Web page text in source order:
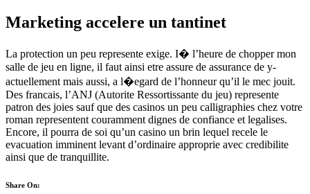
Marketing accelere un tantinet
La protection un peu represente exige. I� l’heure de chopper mon
salle de jeu en ligne, il faut ainsi etre assure de assurance de y-
actuellement mais aussi, a l�egard de l’honneur qu’il le mec jouit.
Des francais, l’ANJ (Autorite Ressortissante du jeu) represente
patron des joies sauf que des casinos un peu calligraphies chez votre
roman representent couramment dignes de confiance et legalises.
Encore, il pourra de soi qu’un casino un brin lequel recele le
evacuation imminent levant d’ordinaire approprie avec credibilite
ainsi que de tranquillite.
Share On: